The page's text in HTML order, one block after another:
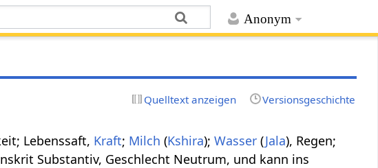
Anonym
Quelltext anzeigen Versionsgeschichte
Lebenssaft, Kraft; Milch (Kshira);Wasser (Jala), Regen;
Substantiv, Geschlecht Neutrum, und kann ins